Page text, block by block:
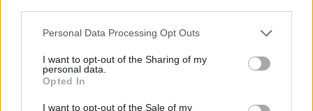
Please note that this website/app uses one or more Google
not limited to your visit or usage behaviour. You may click to
grant or deny consent to Google and its third-party tags to
use your data for below specified purposes in below Google
consent section.
Personal Data Processing Opt Outs
I want to opt-out of the Sharing of my
personal data.
Opted In
I want to opt-out of the Sale of my